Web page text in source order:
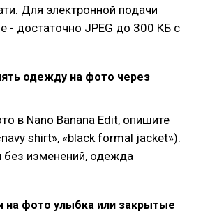
Для электронной подачи
- достаточно JPEG до 300 КБ с
одежду на фото через
в Nano Banana Edit, опишите
shirt», «black formal jacket»).
без изменений, одежда
на фото улыбка или закрытые